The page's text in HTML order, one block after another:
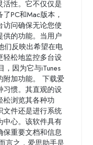
性。它不仅仅是
PC和Mac版本，
访问确保无论您使
的功能。当用户
们反映出希望在电
轻松地监控多台设
，因为它与iTunes
附加功能。 下载爱
习惯。其直观的设
松浏览其各种功
文件还是进行系统
中心。该软件具有
保重要文档和信息